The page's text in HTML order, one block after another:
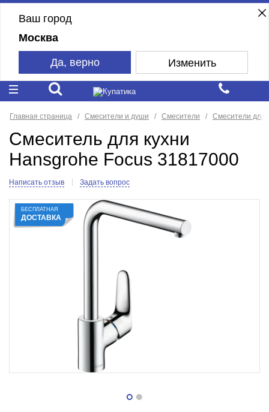
Ваш город
Москва
Да, верно Изменить
Главная страница Смесители и души Смесители Смесители для
Смеситель для кухни
Hansgrohe Focus 31817000
Написать отзыв Задать вопрос
БЕСПЛАТНАЯ
ДОСТАВКА